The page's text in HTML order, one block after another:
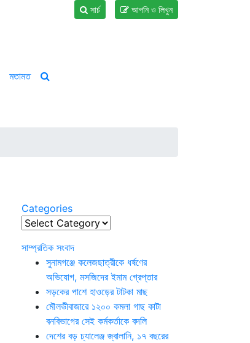
আপনি ও লিখুন
সার্চ
মতামত
Categories
Categories
সাম্প্রতিক সংবাদ
সুনামগঞ্জে কলেজছাত্রীকে ধর্ষণের
অভিযোগ, মসজিদের ইমাম গ্রেপ্তার
সড়কের পাশে হাওড়ের টাটকা মাছ
মৌলভীবাজারে ১২০০ কমলা গাছ কাটা
বনবিভাগের সেই কর্মকর্তাকে বদলি
দেশের বড় চ্যালেঞ্জ জ্বালানি, ১৭ বছরের